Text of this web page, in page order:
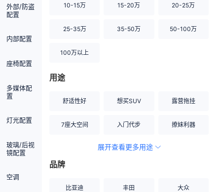
外部/防盗
配置
内部配置
座椅配置
多媒体配
置
灯光配置
玻璃/后视
镜配置
空调
10-15万 15-20万 20-25万
25-35万 35-50万 50-100万
100万以上
用途
舒适性好 想买SUV 露营拖挂
7座大空间 入门代步 撩妹利器
空间宽敞
展开查看更多用途
品牌
比亚迪 丰田 大众